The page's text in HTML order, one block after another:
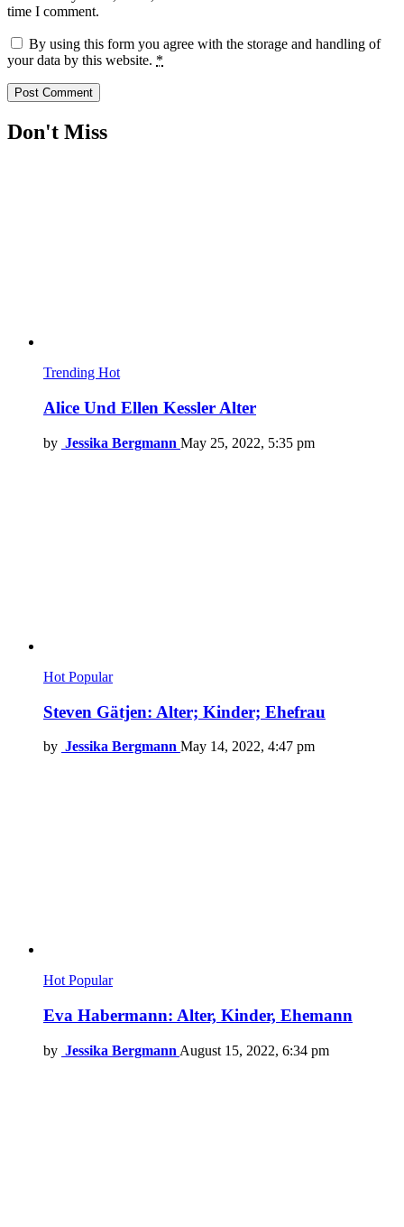
time I comment.
By using this form you agree with the storage and handling of
your data by this website. *
Don't Miss
Trending Hot
Alice Und Ellen Kessler Alter
by Jessika Bergmann May 25, 2022, 5:35 pm
Hot Popular
Steven Gätjen: Alter; Kinder; Ehefrau
by Jessika Bergmann May 14, 2022, 4:47 pm
Hot Popular
Eva Habermann: Alter, Kinder, Ehemann
by Jessika Bergmann August 15, 2022, 6:34 pm